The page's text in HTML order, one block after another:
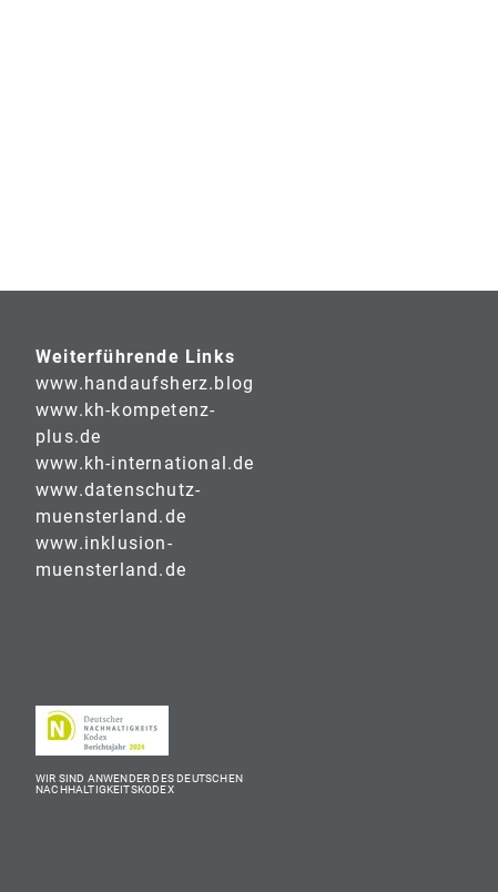
Weiterführende Links
www.handaufsherz.blog
www.kh-kompetenz-
plus.de
www.kh-international.de
www.datenschutz-
muensterland.de
www.inklusion-
muensterland.de
WIR SIND ANWENDER DES DEUTSCHEN
NACHHALTIGKEITSKODEX